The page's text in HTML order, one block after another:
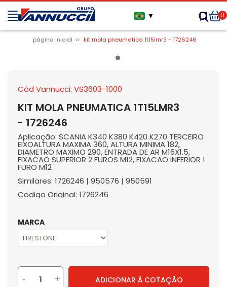
▼ 0
página inicial kit mola pneumatica 1t15lmr3 - 1726246
Cód Vannucci: VS3603-1000
KIT MOLA PNEUMATICA 1T15LMR3
- 1726246
Aplicação: SCANIA K340 K380 K420 K270 TERCEIRO
EIXOALTURA MAXIMA 360, ALTURA MINIMA 182,
DIAMETRO MAXIMO 290, ENTRADA DE AR M16X1.5,
FIXACAO SUPERIOR 2 FUROS M12, FIXACAO INFERIOR 1
FURO M12
Similares: 1726246 | 950576 | 950591
Codigo Original: 1726246
MARCA
- + ADICIONAR À COTAÇÃO